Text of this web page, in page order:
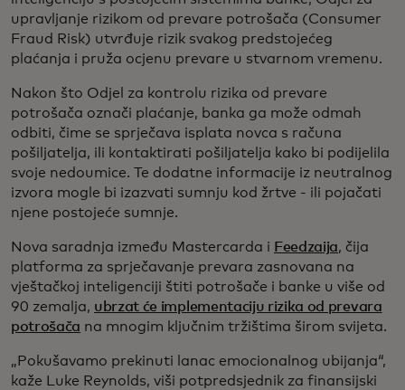
upravljanje rizikom od prevare potrošača (Consumer
Fraud Risk) utvrđuje rizik svakog predstojećeg
plaćanja i pruža ocjenu prevare u stvarnom vremenu.
Nakon što Odjel za kontrolu rizika od prevare
potrošača označi plaćanje, banka ga može odmah
odbiti, čime se sprječava isplata novca s računa
pošiljatelja, ili kontaktirati pošiljatelja kako bi podijelila
svoje nedoumice. Te dodatne informacije iz neutralnog
izvora mogle bi izazvati sumnju kod žrtve - ili pojačati
njene postojeće sumnje.
Nova saradnja između Mastercarda i Feedzaija, čija
platforma za sprječavanje prevara zasnovana na
vještačkoj inteligenciji štiti potrošače i banke u više od
90 zemalja, ubrzat će implementaciju rizika od prevara
potrošača na mnogim ključnim tržištima širom svijeta.
„Pokušavamo prekinuti lanac emocionalnog ubijanja“,
kaže Luke Reynolds, viši potpredsjednik za finansijski